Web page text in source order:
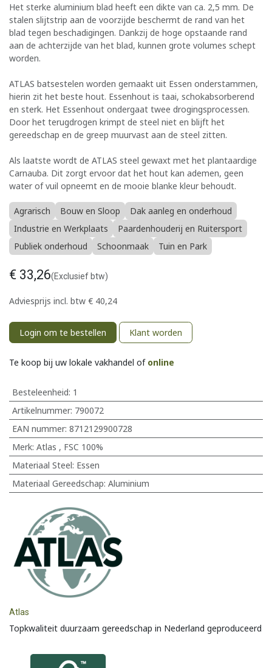
Het sterke aluminium blad heeft een dikte van ca. 2,5 mm. De
stalen slijtstrip aan de voorzijde beschermt de rand van het
blad tegen beschadigingen. Dankzij de hoge opstaande rand
aan de achterzijde van het blad, kunnen grote volumes schept
worden.
ATLAS batsestelen worden gemaakt uit Essen onderstammen,
hierin zit het beste hout. Essenhout is taai, schokabsorberend
en sterk. Het Essenhout ondergaat twee drogingsprocessen.
Door het terugdrogen krimpt de steel niet en blijft het
gereedschap en de greep muurvast aan de steel zitten.
Als laatste wordt de ATLAS steel gewaxt met het plantaardige
Carnauba. Dit zorgt ervoor dat het hout kan ademen, geen
water of vuil opneemt en de mooie blanke kleur behoudt.
Agrarisch Bouw en Sloop
Dak aanleg en onderhoud
Industrie en Werkplaats
Paardenhouderij en Ruitersport
Publiek onderhoud
Schoonmaak Tuin en Park
€ 33,26(Exclusief btw)
Adviesprijs incl. btw € 40,24
Login om te bestellen Klant worden
Te koop bij uw lokale vakhandel of online
Besteleenheid: 1
Artikelnummer: 790072
EAN nummer: 8712129900728
Merk: Atlas , FSC 100%
Materiaal Steel: Essen
Materiaal Gereedschap: Aluminium
Atlas
Topkwaliteit duurzaam gereedschap in Nederland geproduceerd